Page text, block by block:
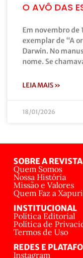
O AVÔ DAS
Em novembro de
exemplar de “A
Darwin. No
nome. Se
LEIA MAIS »
18/01/2026
SOBRE A REVISTA
Quem Somos
Nossa História
Missão e Valores
Quem Faz a Xapuri
INSTITUCIONAL
Política Editorial
Política de
Termos de Uso
REDES E
Instagram